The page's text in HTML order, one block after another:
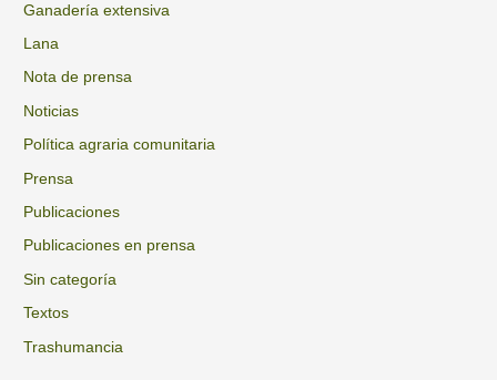
:
Ganadería extensiva
Lana
Nota de prensa
Noticias
Política agraria comunitaria
Prensa
Publicaciones
Publicaciones en prensa
Sin categoría
Textos
Trashumancia